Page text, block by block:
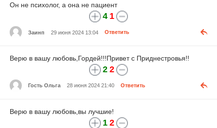
Он не психолог, а она не пациент
4 1
Заинп 29 июня 2024 13:04 Ответить
Верю в вашу любовь,Гордей!!!Привет с Приднестровья!!
2 2
Гость Ольга 28 июня 2024 21:40 Ответить
Верю в вашу любовь,вы лучшие!
1 2